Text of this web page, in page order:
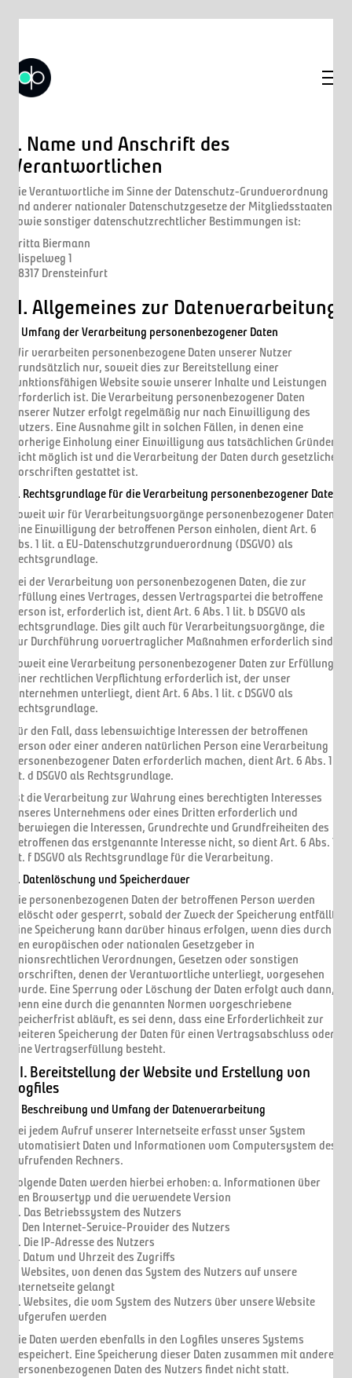
I. Name und Anschrift des
Verantwortlichen
Die Verantwortliche im Sinne der Datenschutz-Grundverordnung
und anderer nationaler Datenschutzgesetze der Mitgliedsstaaten
sowie sonstiger datenschutzrechtlicher Bestimmungen ist:
Britta Biermann
Mispelweg 1
48317 Drensteinfurt
II. Allgemeines zur Datenverarbeitung
1. Umfang der Verarbeitung personenbezogener Daten
Wir verarbeiten personenbezogene Daten unserer Nutzer
grundsätzlich nur, soweit dies zur Bereitstellung einer
funktionsfähigen Website sowie unserer Inhalte und Leistungen
erforderlich ist. Die Verarbeitung personenbezogener Daten
unserer Nutzer erfolgt regelmäßig nur nach Einwilligung des
Nutzers. Eine Ausnahme gilt in solchen Fällen, in denen eine
vorherige Einholung einer Einwilligung aus tatsächlichen Gründen
nicht möglich ist und die Verarbeitung der Daten durch gesetzliche
Vorschriften gestattet ist.
2. Rechtsgrundlage für die Verarbeitung personenbezogener Daten
Soweit wir für Verarbeitungsvorgänge personenbezogener Daten
eine Einwilligung der betroffenen Person einholen, dient Art. 6
Abs. 1 lit. a EU-Datenschutzgrundverordnung (DSGVO) als
Rechtsgrundlage.
Bei der Verarbeitung von personenbezogenen Daten, die zur
Erfüllung eines Vertrages, dessen Vertragspartei die betroffene
Person ist, erforderlich ist, dient Art. 6 Abs. 1 lit. b DSGVO als
Rechtsgrundlage. Dies gilt auch für Verarbeitungsvorgänge, die
zur Durchführung vorvertraglicher Maßnahmen erforderlich sind.
Soweit eine Verarbeitung personenbezogener Daten zur Erfüllung
einer rechtlichen Verpflichtung erforderlich ist, der unser
Unternehmen unterliegt, dient Art. 6 Abs. 1 lit. c DSGVO als
Rechtsgrundlage.
Für den Fall, dass lebenswichtige Interessen der betroffenen
Person oder einer anderen natürlichen Person eine Verarbeitung
personenbezogener Daten erforderlich machen, dient Art. 6 Abs. 1
lit. d DSGVO als Rechtsgrundlage.
Ist die Verarbeitung zur Wahrung eines berechtigten Interesses
unseres Unternehmens oder eines Dritten erforderlich und
überwiegen die Interessen, Grundrechte und Grundfreiheiten des
Betroffenen das erstgenannte Interesse nicht, so dient Art. 6 Abs. 1
lit. f DSGVO als Rechtsgrundlage für die Verarbeitung.
3. Datenlöschung und Speicherdauer
Die personenbezogenen Daten der betroffenen Person werden
gelöscht oder gesperrt, sobald der Zweck der Speicherung entfällt.
Eine Speicherung kann darüber hinaus erfolgen, wenn dies durch
den europäischen oder nationalen Gesetzgeber in
unionsrechtlichen Verordnungen, Gesetzen oder sonstigen
Vorschriften, denen der Verantwortliche unterliegt, vorgesehen
wurde. Eine Sperrung oder Löschung der Daten erfolgt auch dann,
wenn eine durch die genannten Normen vorgeschriebene
Speicherfrist abläuft, es sei denn, dass eine Erforderlichkeit zur
weiteren Speicherung der Daten für einen Vertragsabschluss oder
eine Vertragserfüllung besteht.
III. Bereitstellung der Website und Erstellung von
Logfiles
1. Beschreibung und Umfang der Datenverarbeitung
Bei jedem Aufruf unserer Internetseite erfasst unser System
automatisiert Daten und Informationen vom Computersystem des
aufrufenden Rechners.
Folgende Daten werden hierbei erhoben: a. Informationen über
den Browsertyp und die verwendete Version
b. Das Betriebssystem des Nutzers
c. Den Internet-Service-Provider des Nutzers
d. Die IP-Adresse des Nutzers
e. Datum und Uhrzeit des Zugriffs
f. Websites, von denen das System des Nutzers auf unsere
Internetseite gelangt
g. Websites, die vom System des Nutzers über unsere Website
aufgerufen werden
Die Daten werden ebenfalls in den Logfiles unseres Systems
gespeichert. Eine Speicherung dieser Daten zusammen mit anderen
personenbezogenen Daten des Nutzers findet nicht statt.